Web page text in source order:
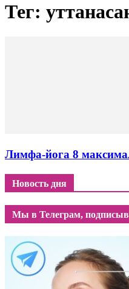
Тег:
Лимфа-йога 8
Новость дня
Мы в Телеграм,